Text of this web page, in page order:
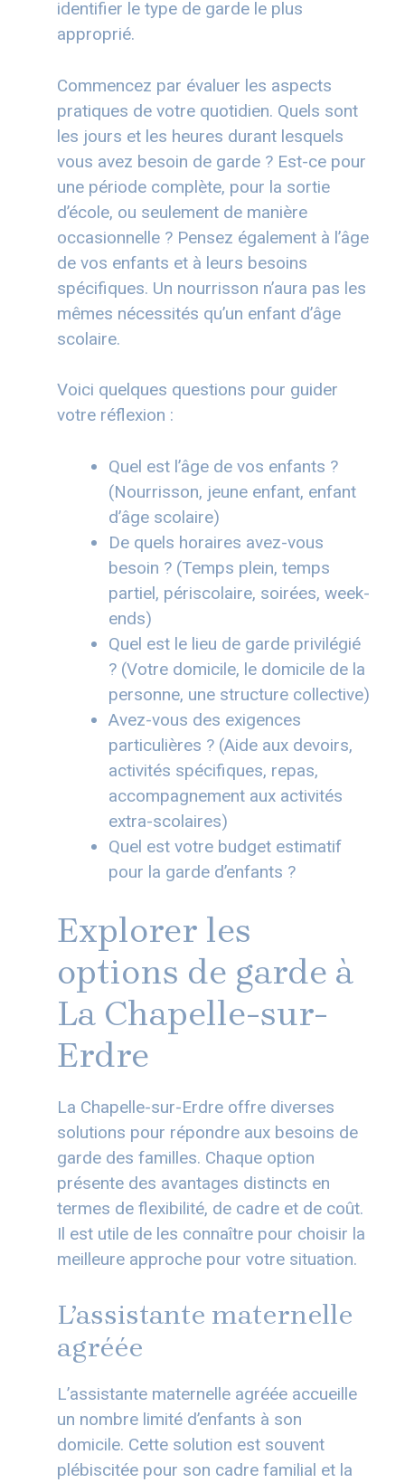
identifier le type de garde le plus
approprié.
Commencez par évaluer les aspects
pratiques de votre quotidien. Quels sont
les jours et les heures durant lesquels
vous avez besoin de garde ? Est-ce pour
une période complète, pour la sortie
d’école, ou seulement de manière
occasionnelle ? Pensez également à l’âge
de vos enfants et à leurs besoins
spécifiques. Un nourrisson n’aura pas les
mêmes nécessités qu’un enfant d’âge
scolaire.
Voici quelques questions pour guider
votre réflexion :
Quel est l’âge de vos enfants ?
(Nourrisson, jeune enfant, enfant
d’âge scolaire)
De quels horaires avez-vous
besoin ? (Temps plein, temps
partiel, périscolaire, soirées, week-
ends)
Quel est le lieu de garde privilégié
? (Votre domicile, le domicile de la
personne, une structure collective)
Avez-vous des exigences
particulières ? (Aide aux devoirs,
activités spécifiques, repas,
accompagnement aux activités
extra-scolaires)
Quel est votre budget estimatif
pour la garde d’enfants ?
Explorer les
options de garde à
La Chapelle-sur-
Erdre
La Chapelle-sur-Erdre offre diverses
solutions pour répondre aux besoins de
garde des familles. Chaque option
présente des avantages distincts en
termes de flexibilité, de cadre et de coût.
Il est utile de les connaître pour choisir la
meilleure approche pour votre situation.
L’assistante maternelle
agréée
L’assistante maternelle agréée accueille
un nombre limité d’enfants à son
domicile. Cette solution est souvent
plébiscitée pour son cadre familial et la